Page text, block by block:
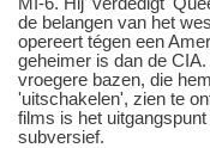
de belangen van het
opereert tégen een
geheimer is dan de
vroegere bazen, die
'uitschakelen', zien te
films is het
subversief.